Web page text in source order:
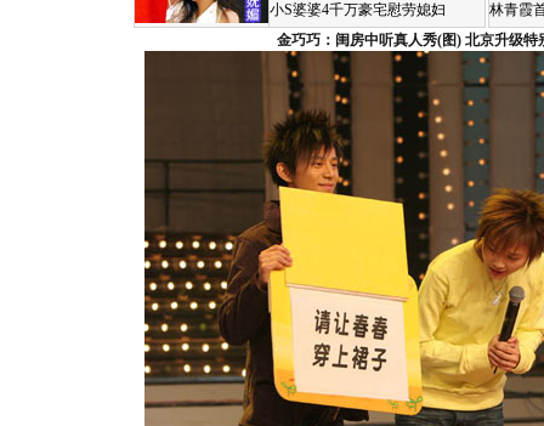
小S婆婆4千万豪宅慰劳媳妇
林青霞
金巧巧：闺房中听真人秀(图) 北京升级特